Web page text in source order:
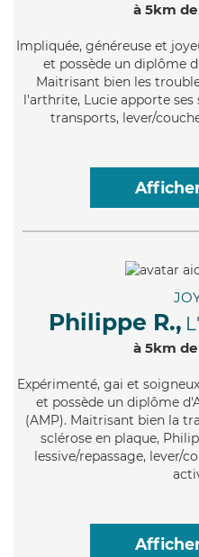
à 5km
Impliquée, généreuse et
et possède un diplôme
Maitrisant bien les
l'arthrite, Lucie apporte
transports, lever/
Philippe R.,
à 5km
Expérimenté, gai et
et possède un diplôme
(AMP). Maitrisant bien la
sclérose en plaque,
lessive/repassage, lever/